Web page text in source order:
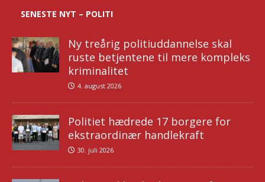
SENESTE NYT – POLITI
Ny treårig politiuddannelse skal
ruste betjentene til mere kompleks
kriminalitet
4. august 2026
Politiet hædrede 17 borgere for
ekstraordinær handlekraft
30. juli 2026